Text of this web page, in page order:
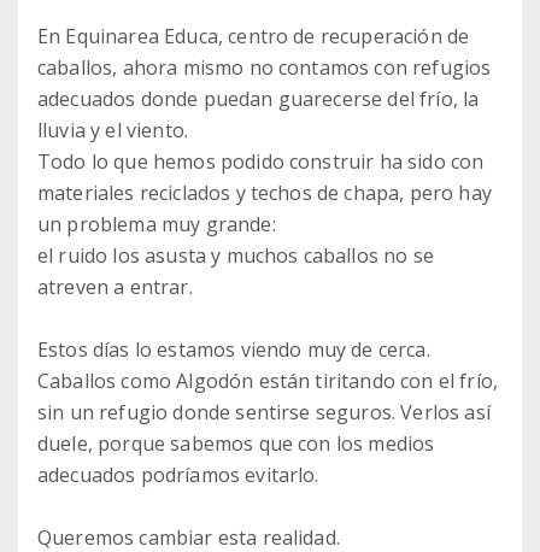
En Equinarea Educa, centro de recuperación de
caballos, ahora mismo no contamos con refugios
adecuados donde puedan guarecerse del frío, la
lluvia y el viento.
Todo lo que hemos podido construir ha sido con
materiales reciclados y techos de chapa, pero hay
un problema muy grande:
el ruido los asusta y muchos caballos no se
atreven a entrar.
Estos días lo estamos viendo muy de cerca.
Caballos como Algodón están tiritando con el frío,
sin un refugio donde sentirse seguros. Verlos así
duele, porque sabemos que con los medios
adecuados podríamos evitarlo.
Queremos cambiar esta realidad.